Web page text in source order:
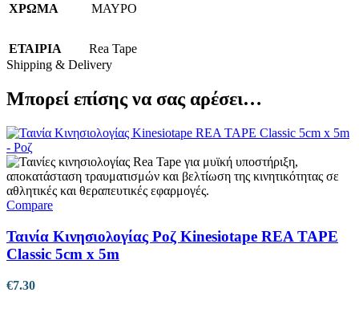
ΧΡΩΜΑ ΜΑΥΡΟ
ΕΤΑΙΡΙΑ
Rea Tape
Shipping & Delivery
Μπορεί επίσης να σας αρέσει…
Compare
Ταινία Κινησιολογίας Ροζ Kinesiotape REA TAPE
Classic 5cm x 5m
€7.30